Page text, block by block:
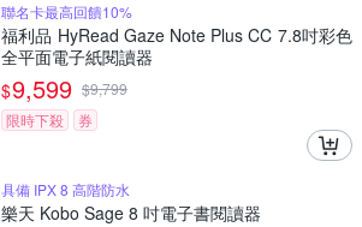
聯名卡最高回饋10%
福利品 HyRead Gaze Note Plus CC 7.8吋彩色
全平面電子紙閱讀器
$9,599 $9,799
限時下殺
券
具備 IPX 8 高階防水
樂天 Kobo Sage 8 吋電子書閱讀器